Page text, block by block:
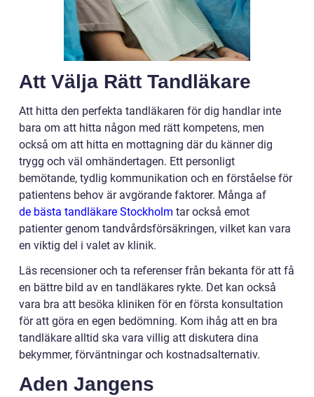
Att Välja Rätt Tandläkare
Att hitta den perfekta tandläkaren för dig handlar inte
bara om att hitta någon med rätt kompetens, men
också om att hitta en mottagning där du känner dig
trygg och väl omhändertagen. Ett personligt
bemötande, tydlig kommunikation och en förståelse för
patientens behov är avgörande faktorer. Många af
de bästa tandläkare Stockholm tar också emot
patienter genom tandvårdsförsäkringen, vilket kan vara
en viktig del i valet av klinik.
Läs recensioner och ta referenser från bekanta för att få
en bättre bild av en tandläkares rykte. Det kan också
vara bra att besöka kliniken för en första konsultation
för att göra en egen bedömning. Kom ihåg att en bra
tandläkare alltid ska vara villig att diskutera dina
bekymmer, förväntningar och kostnadsalternativ.
Aden Jangens